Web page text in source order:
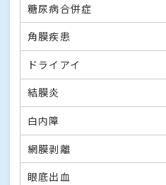
糖尿病合併症
角膜疾患
ドライアイ
結膜炎
白内障
網膜剥離
眼底出血